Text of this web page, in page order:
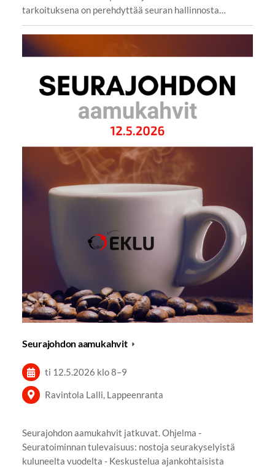
tarkoituksena on perehdyttää seuran hallinnosta…
Seurajohdon aamukahvit
ti 12.5.2026 klo 8–9
Ravintola Lalli, Lappeenranta
Seurajohdon aamukahvit jatkuvat. Ohjelma -
Seuratoiminnan tulevaisuus: nostoja seurakyselyistä
kuluneelta vuodelta - Keskustelua ajankohtaisista